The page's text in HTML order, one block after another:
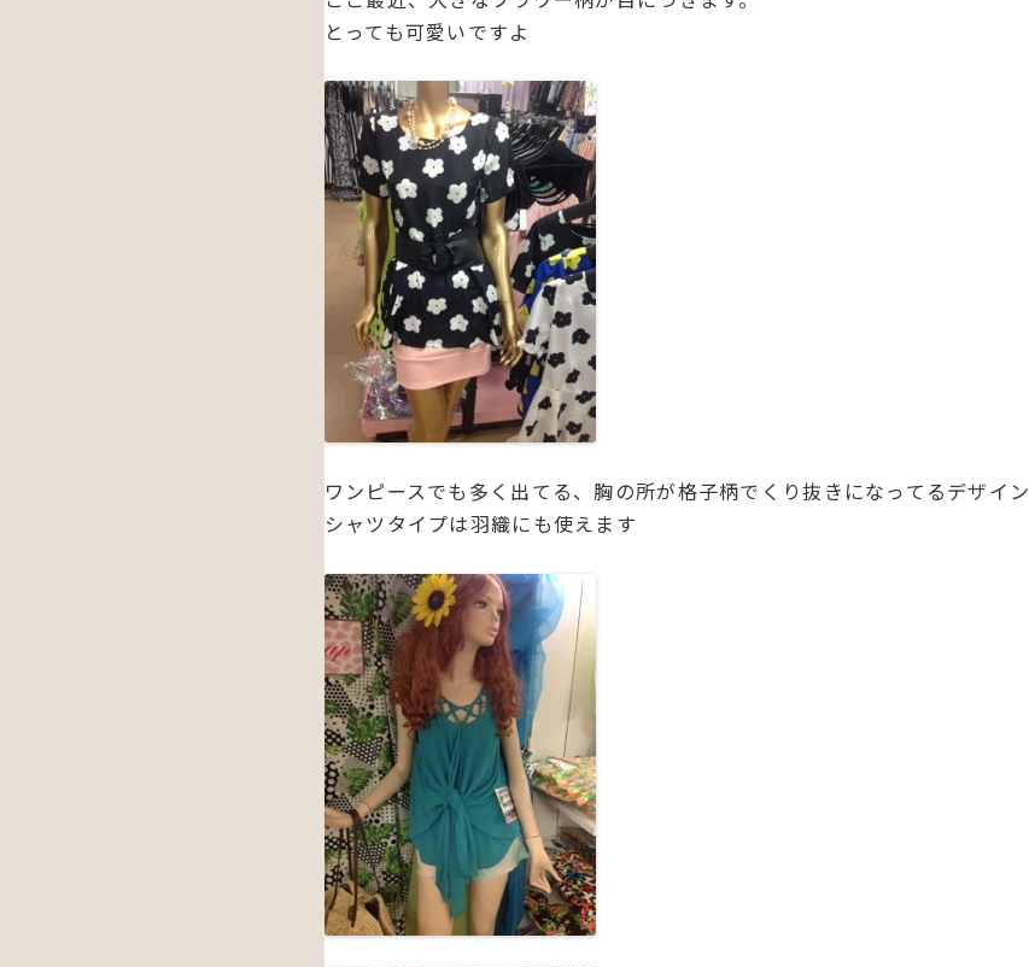
とっても可愛いですよ
ワンピースでも多く出てる、胸の所が格子柄でくり抜きになってるデザイン
シャツタイプは羽織にも使えます